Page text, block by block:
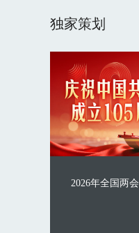
独家策划
2026年全国两会